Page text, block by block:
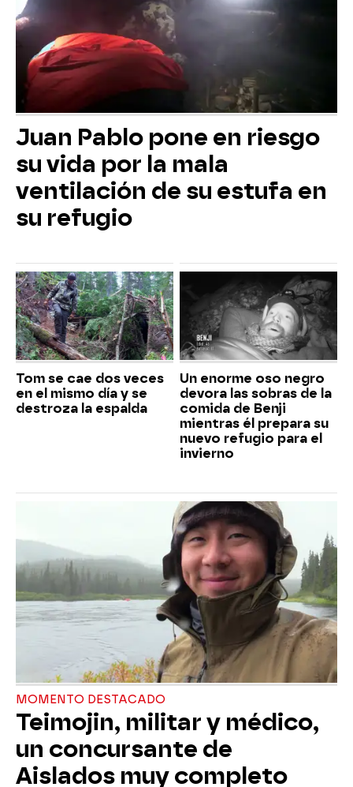
Juan Pablo pone en riesgo
su vida por la mala
ventilación de su estufa en
su refugio
Tom se cae dos veces
en el mismo día y se
destroza la espalda
Un enorme oso negro
devora las sobras de la
comida de Benji
mientras él prepara su
nuevo refugio para el
invierno
MOMENTO DESTACADO
Teimojin, militar y médico,
un concursante de
Aislados muy completo